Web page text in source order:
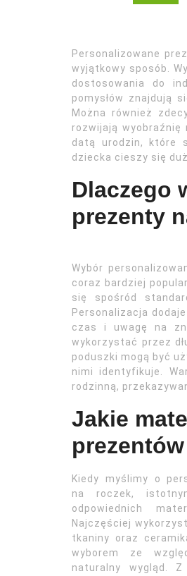
Personalizowane
wyjątkowy sposób.
dostosowania do
pomysłów znajdują
Można również
rozwijają
datą urodzin, które
dziecka cieszy się
Dlaczego
prezenty
Wybór
coraz bardziej
się spośród
Personalizacja
czas i uwagę na
wykorzystać przez
poduszki mogą być
nimi identyfikuje.
rodzinną,
Jakie
Kiedy myślimy o
na roczek,
odpowiednich
Najczęściej
tkaniny oraz
wyborem ze
naturalny wygląd.